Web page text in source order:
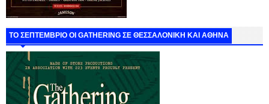
ΤΟ ΣΕΠΤΕΜΒΡΙΟ ΟΙ GATHERING ΣΕ ΘΕΣΣΑΛΟΝΙΚΗ ΚΑΙ ΑΘΗΝΑ